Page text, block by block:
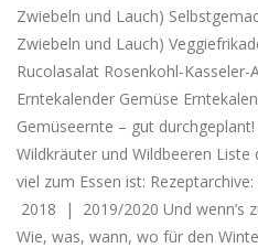
Zwiebeln und Lauch)
Zwiebeln und Lauch)
Rucolasalat Rosenkohl-
Erntekalender Gemüse
Gemüseernte – gut
Wildkräuter und Wildbeeren Liste
viel zum Essen ist:
2018 | 2019/2020 Und wenn’s
Wie, was, wann, wo für den